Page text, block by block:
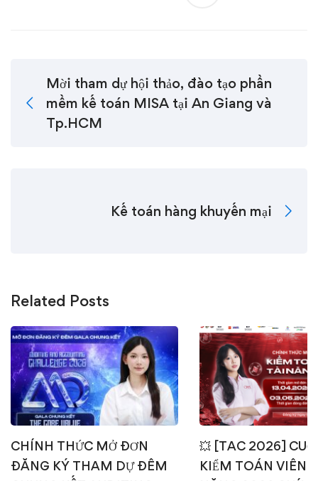
Mời tham dự hội thảo, đào tạo phần
mềm kế toán MISA tại An Giang và
Tp.HCM
Kế toán hàng khuyến mại
Related Posts
CHÍNH THỨC MỞ ĐƠN
ĐĂNG KÝ THAM DỰ ĐÊM
💥 [TAC 2026]
KIỂM TOÁN VIÊN